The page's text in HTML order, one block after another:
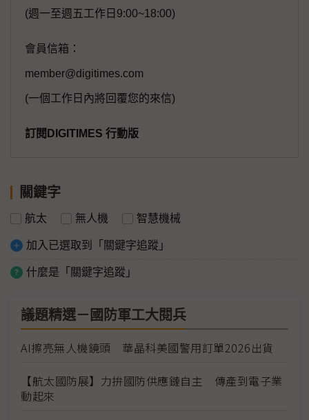
(週一至週五工作日9:00~18:00)
會員信箱：
member@digitimes.com
(一個工作日內將回覆您的來信)
訂閱DIGITIMES 行動版
關鍵字
航太 無人機 智慧機械
加入已選取到「關鍵字追蹤」
什麼是「關鍵字追蹤」
議題精選－國防軍工大閱兵
AI擦亮無人機鏡頭 華晶科美國警用訂單2026出貨
【航太國防展】力拚國防供應鏈自主 傳產到電子業
動起來